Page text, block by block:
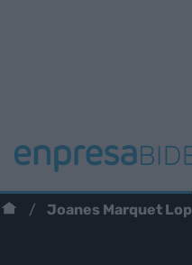
Joanes Marquet